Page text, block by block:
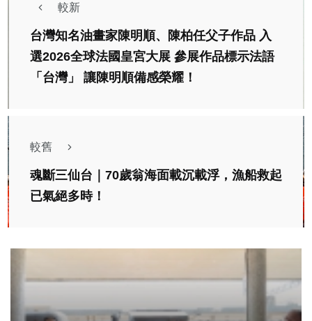
較新
台灣知名油畫家陳明順、陳柏任父子作品 入
選2026全球法國皇宮大展 參展作品標示法語
「台灣」 讓陳明順備感榮耀！
較舊
魂斷三仙台｜70歲翁海面載沉載浮，漁船救起
已氣絕多時！